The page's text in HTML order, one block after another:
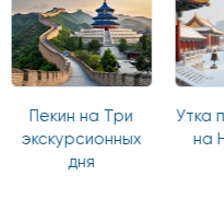
Пекин на Три
экскурсионных
дня
Утка
на